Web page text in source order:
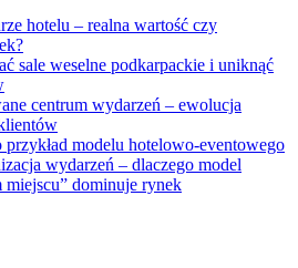
hotelu – realna wartość czy
sale weselne podkarpackie i uniknąć
centrum wydarzeń – ewolucja
modelu hotelowo-eventowego
wydarzeń – dlaczego model
dominuje rynek